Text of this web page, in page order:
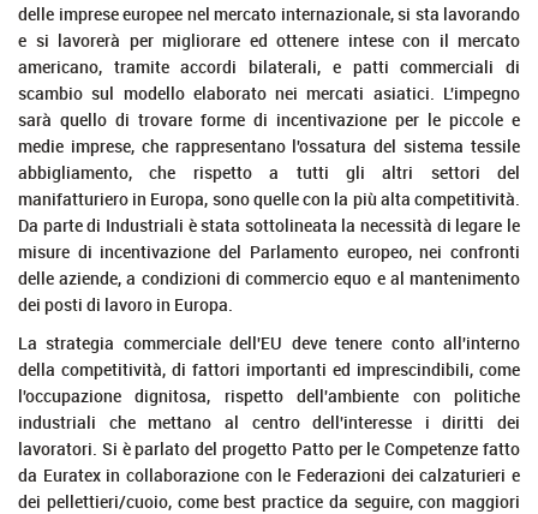
delle imprese europee nel mercato internazionale, si sta lavorando
e si lavorerà per migliorare ed ottenere intese con il mercato
americano, tramite accordi bilaterali, e patti commerciali di
scambio sul modello elaborato nei mercati asiatici. L'impegno
sarà quello di trovare forme di incentivazione per le piccole e
medie imprese, che rappresentano l'ossatura del sistema tessile
abbigliamento, che rispetto a tutti gli altri settori del
manifatturiero in Europa, sono quelle con la più alta competitività.
Da parte di Industriali è stata sottolineata la necessità di legare le
misure di incentivazione del Parlamento europeo, nei confronti
delle aziende, a condizioni di commercio equo e al mantenimento
dei posti di lavoro in Europa.
La strategia commerciale dell'EU deve tenere conto all'interno
della competitività, di fattori importanti ed imprescindibili, come
l'occupazione dignitosa, rispetto dell'ambiente con politiche
industriali che mettano al centro dell'interesse i diritti dei
lavoratori. Si è parlato del progetto Patto per le Competenze fatto
da Euratex in collaborazione con le Federazioni dei calzaturieri e
dei pellettieri/cuoio, come best practice da seguire, con maggiori